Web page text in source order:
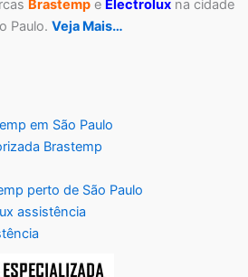
Brastemp e Electrolux na cidade
Paulo. Veja Mais…
em São Paulo
Brastemp
perto de São Paulo
assistência